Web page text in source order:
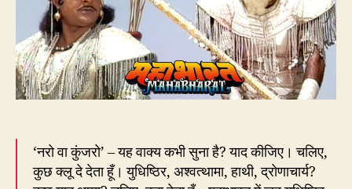
में
नहीं
तो
कहाँ
है?
‘नरो वा कुंजरो’ – यह वाक्य कभी सुना है? याद कीजिए। चलिए,
कुछ क्लू दे देता हूँ। युधिष्ठिर, अश्वत्थामा, हाथी, द्रोणाचार्य?